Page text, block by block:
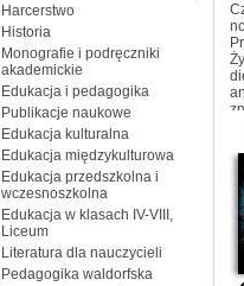
Harcerstwo
Historia
Monografie i podręczniki
akademickie
Edukacja i pedagogika
Publikacje naukowe
Edukacja kulturalna
Edukacja międzykulturowa
Edukacja przedszkolna i
wczesnoszkolna
Edukacja w klasach IV-VIII,
Liceum
Literatura dla nauczycieli
Pedagogika waldorfska